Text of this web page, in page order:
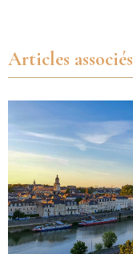
Articles associés